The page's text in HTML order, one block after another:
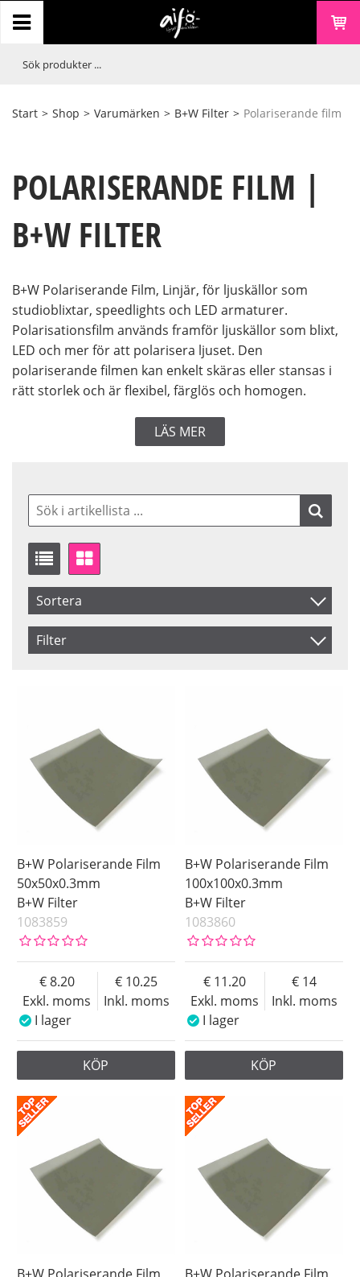
Start > Shop > Varumärken > B+W Filter > Polariserande film
POLARISERANDE FILM |
B+W FILTER
B+W Polariserande Film, Linjär, för ljuskällor som
studioblixtar, speedlights och LED armaturer.
Polarisationsfilm används framför ljuskällor som blixt,
LED och mer för att polarisera ljuset. Den
polariserande filmen kan enkelt skäras eller stansas i
rätt storlek och är flexibel, färglös och homogen.
LÄS MER
Sortera
Artikelkod
Filter
B+W Polariserande Film
50x50x0.3mm
B+W Filter
1083859
Exkl. moms
8.20
Inkl. moms
10.25
I lager
KÖP
B+W Polariserande Film
100x100x0.3mm
B+W Filter
1083860
Exkl. moms
11.20
Inkl. moms
14
I lager
KÖP